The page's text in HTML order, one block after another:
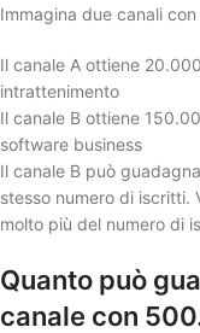
Immagina due canali
Il canale A ottiene
intrattenimento
Il canale B ottiene
software business
Il canale B può
stesso numero di iscritti.
molto più del numero di
Quanto può
canale con